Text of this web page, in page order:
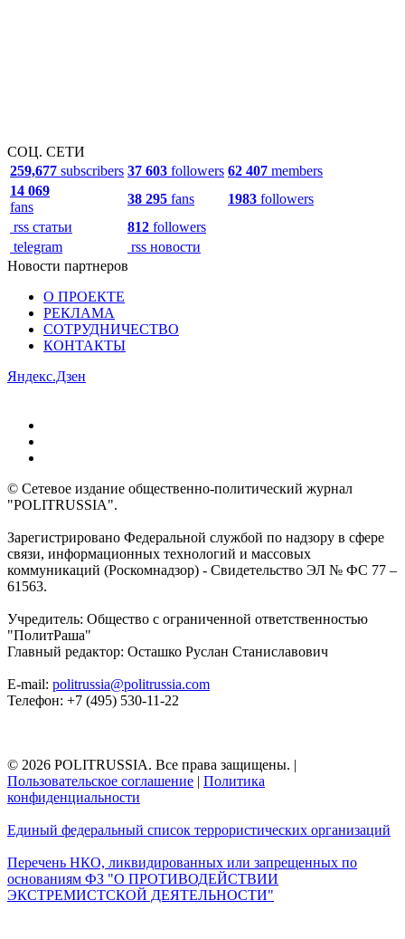
СОЦ. СЕТИ
259,677 subscribers 37 603 followers 62 407 members
14 069
fans
38 295 fans 1983 followers
rss статьи
812 followers
telegram
rss новости
Новости партнеров
О ПРОЕКТЕ
РЕКЛАМА
СОТРУДНИЧЕСТВО
КОНТАКТЫ
Яндекс.Дзен
© Сетевое издание общественно-политический журнал
"POLITRUSSIA".
Зарегистрировано Федеральной службой по надзору в сфере
связи, информационных технологий и массовых
коммуникаций (Роскомнадзор) - Свидетельство ЭЛ № ФС 77 –
61563.
Учредитель: Общество с ограниченной ответственностью
"ПолитРаша"
Главный редактор: Осташко Руслан Станиславович
E-mail: politrussia@politrussia.com
Телефон: +7 (495) 530-11-22
© 2026 POLITRUSSIA. Все права защищены. |
Пользовательское соглашение | Политика
конфиденциальности
Единый федеральный список террористических организаций
Перечень НКО, ликвидированных или запрещенных по
основаниям ФЗ "О ПРОТИВОДЕЙСТВИИ
ЭКСТРЕМИСТСКОЙ ДЕЯТЕЛЬНОСТИ"